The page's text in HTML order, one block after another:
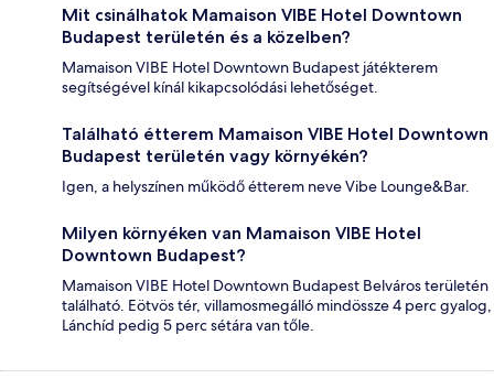
Mit csinálhatok Mamaison VIBE Hotel Downtown
Budapest területén és a közelben?
Mamaison VIBE Hotel Downtown Budapest játékterem
segítségével kínál kikapcsolódási lehetőséget.
Található étterem Mamaison VIBE Hotel Downtown
Budapest területén vagy környékén?
Igen, a helyszínen működő étterem neve Vibe Lounge&Bar.
Milyen környéken van Mamaison VIBE Hotel
Downtown Budapest?
Mamaison VIBE Hotel Downtown Budapest Belváros területén
található. Eötvös tér, villamosmegálló mindössze 4 perc gyalog,
Lánchíd pedig 5 perc sétára van tőle.